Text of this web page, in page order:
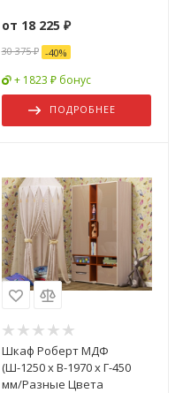
от 18 225 ₽
30 375 ₽ -40%
+ 1823 ₽ бонус
ПОДРОБНЕЕ
Шкаф Роберт МДФ
(Ш-1250 х В-1970 х Г-450
мм/Разные Цвета